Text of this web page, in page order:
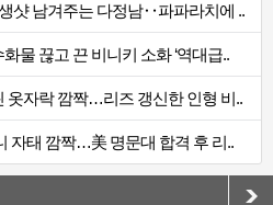
샷 남겨주는 다정남‥파파라치에 ..
물 끊고 끈 비니키 소화 ‘역대급..
옷자락 깜짝…리즈 갱신한 인형 비..
자태 깜짝…美 명문대 합격 후 리..